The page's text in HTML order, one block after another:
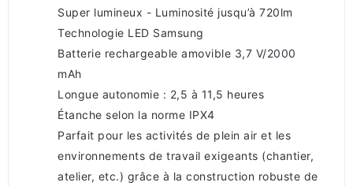
Super lumineux - Luminosité jusqu’à 720lm
Technologie LED Samsung
Batterie rechargeable amovible 3,7 V/2000
mAh
Longue autonomie : 2,5 à 11,5 heures
Étanche selon la norme IPX4
Parfait pour les activités de plein air et les
environnements de travail exigeants (chantier,
atelier, etc.) grâce à la construction robuste de